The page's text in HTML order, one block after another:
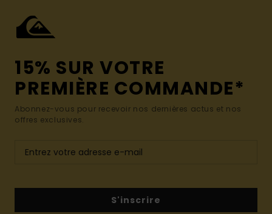
15% SUR VOTRE
PREMIÈRE COMMANDE*
Abonnez-vous pour recevoir nos dernières actus et nos
offres exclusives.
S'inscrire